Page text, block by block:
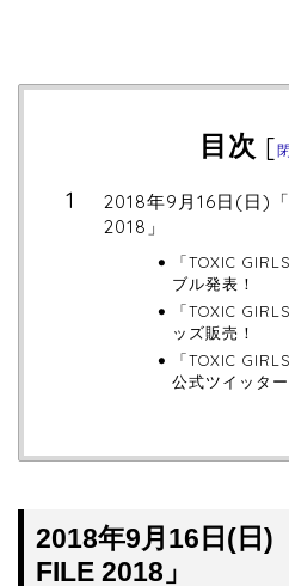
目次 [
2018年9月16日(日)
2018」
「TOXIC
ブル発表！
「TOXIC
ッズ販売！
「TOXIC
公式ツイッター
2018年9月16日(日)
FILE 2018」